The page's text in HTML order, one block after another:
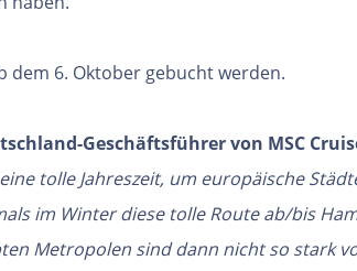
dem 6. Oktober gebucht werden.
Geschäftsführer von MSC
tolle Jahreszeit, um europäische
im Winter diese tolle Route ab/bis
Metropolen sind dann nicht so stark